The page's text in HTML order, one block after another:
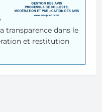
transparence dans le
et restitution